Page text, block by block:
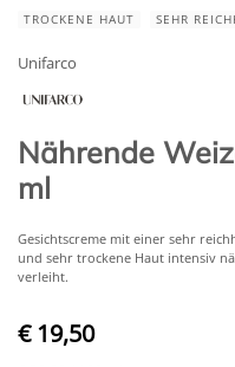
TROCKENE HAUT
SEHR
Unifarco
Nährende
ml
​Gesichtscreme mit einer sehr
und sehr trockene Haut intensiv
verleiht.
€ 19,50